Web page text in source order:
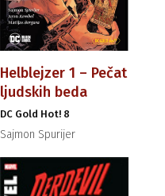
Helblejzer 1 – Pečat
ljudskih beda
DC Gold Hot! 8
Sajmon Spurijer